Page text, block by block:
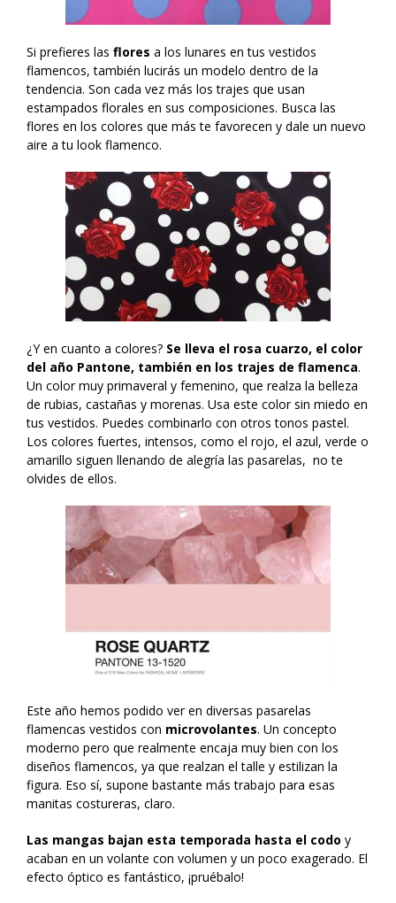
Si prefieres las flores a los lunares en tus vestidos
flamencos, también lucirás un modelo dentro de la
tendencia. Son cada vez más los trajes que usan
estampados florales en sus composiciones. Busca las
flores en los colores que más te favorecen y dale un nuevo
aire a tu look flamenco.
¿Y en cuanto a colores? Se lleva el rosa cuarzo, el color
del año Pantone, también en los trajes de flamenca.
Un color muy primaveral y femenino, que realza la belleza
de rubias, castañas y morenas. Usa este color sin miedo en
tus vestidos. Puedes combinarlo con otros tonos pastel.
Los colores fuertes, intensos, como el rojo, el azul, verde o
amarillo siguen llenando de alegría las pasarelas, no te
olvides de ellos.
Este año hemos podido ver en diversas pasarelas
flamencas vestidos con microvolantes. Un concepto
moderno pero que realmente encaja muy bien con los
diseños flamencos, ya que realzan el talle y estilizan la
figura. Eso sí, supone bastante más trabajo para esas
manitas costureras, claro.
Las mangas bajan esta temporada hasta el codo y
acaban en un volante con volumen y un poco exagerado. El
efecto óptico es fantástico, ¡pruébalo!